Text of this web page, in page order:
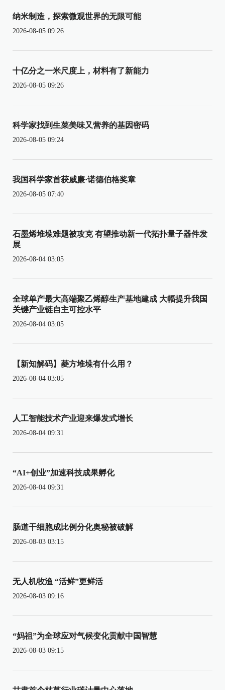
纳米制造，探索微观世界的无限可能
2026-08-05 09:26
十亿分之一米尺度上，材料有了新能力
2026-08-05 09:26
科学家找到生菜美味又营养的基因密码
2026-08-05 09:24
我国科学家首获威廉·诺德伯格奖章
2026-08-05 07:40
石墨烯堆垛难题被攻克 有望推动新一代拓扑量子器件发
展
2026-08-04 03:05
全球单产最大高端聚乙烯醇生产基地建成 大幅提升我国
关键产业链自主可控水平
2026-08-04 03:05
【新知解码】菱方堆垛有什么用？
2026-08-04 03:05
人工智能技术产业迎来爆发式增长
2026-08-04 09:31
“AI+创业”加速科技成果孵化
2026-08-04 09:31
肠道干细胞成比例分化奥秘被破解
2026-08-03 03:15
无人机牧渔 “活鲜”更鲜活
2026-08-03 09:16
“妈祖”为全球应对气候变化贡献中国智慧
2026-08-03 09:15